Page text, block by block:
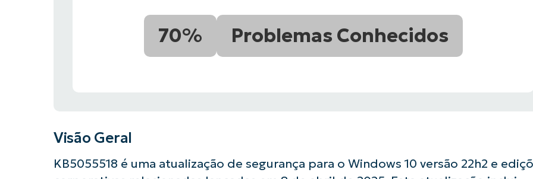
70% Problemas Conhecidos
Visão Geral
KB5055518 é uma atualização de segurança para o Windows 10 versão 22h2 e